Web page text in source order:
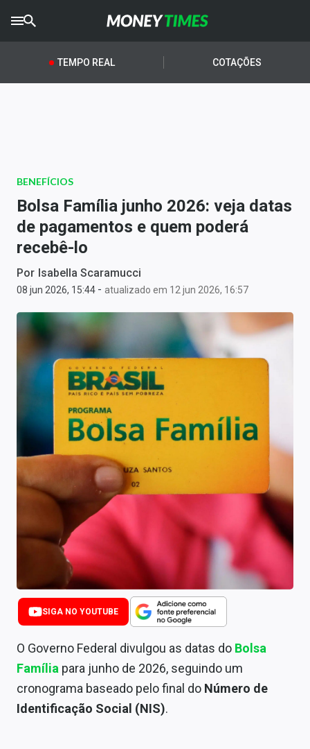
CRYPTOTIMES
AGROTIMES
Newsletters
Anuncie
Últimas Notícias
Newsletters
Cotações
Comprar ou vender?
Carteiras Recomendadas
Central de Dividendos
Central de Fundos Imobiliários
Central dos IPOs
Renda Fixa
Finanças Pessoais
Mercados
Economia
Empresas
Brasil
Política
TEMPO REAL COTAÇÕES
BENEFÍCIOS
Bolsa Família junho 2026: veja datas
de pagamentos e quem poderá
recebê-lo
Por Isabella Scaramucci
08 jun 2026, 15:44 - atualizado em 12 jun 2026, 16:57
SIGA NO YOUTUBE
O Governo Federal divulgou as datas do Bolsa
Família para junho de 2026, seguindo um
cronograma baseado pelo final do Número de
Identificação Social (NIS).